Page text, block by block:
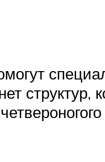
структур,